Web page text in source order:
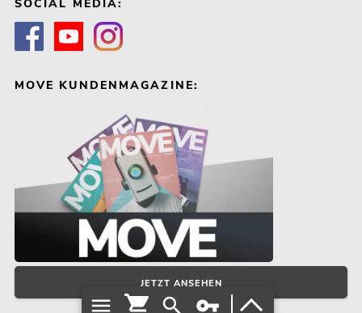
SOCIAL MEDIA:
MOVE KUNDENMAGAZINE:
JETZT ANSEHEN